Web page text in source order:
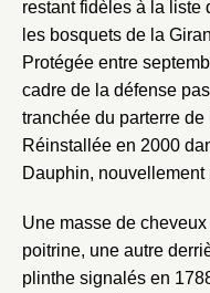
restant fidèles à la liste
les bosquets de la
Protégée entre
cadre de la défense
tranchée du parterre de
Réinstallée en 2000
Dauphin, nouvellement
Une masse de
poitrine, une autre
plinthe signalés en
Choix du
notice
Connexion